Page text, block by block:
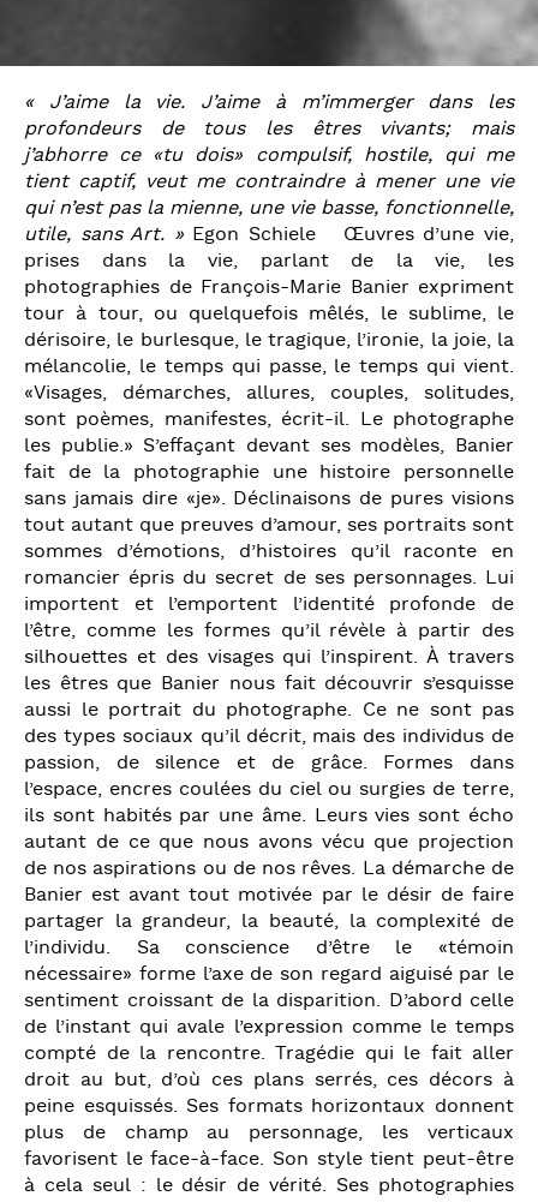
« J’aime la vie. J’aime à m’immerger dans les
profondeurs de tous les êtres vivants; mais
j’abhorre ce «tu dois» compulsif, hostile, qui me
tient captif, veut me contraindre à mener une vie
qui n’est pas la mienne, une vie basse, fonctionnelle,
utile, sans Art. »Egon Schiele Œuvres d’une vie,
prises dans la vie, parlant de la vie, les
photographies de François-Marie Banier expriment
tour à tour, ou quelquefois mêlés, le sublime, le
dérisoire, le burlesque, le tragique, l’ironie, la joie, la
mélancolie, le temps qui passe, le temps qui vient.
«Visages, démarches, allures, couples, solitudes,
sont poèmes, manifestes, écrit-il. Le photographe
les publie.» S’effaçant devant ses modèles, Banier
fait de la photographie une histoire personnelle
sans jamais dire «je». Déclinaisons de pures visions
tout autant que preuves d’amour, ses portraits sont
sommes d’émotions, d’histoires qu’il raconte en
romancier épris du secret de ses personnages. Lui
importent et l’emportent l’identité profonde de
l’être, comme les formes qu’il révèle à partir des
silhouettes et des visages qui l’inspirent. À travers
les êtres que Banier nous fait découvrir s’esquisse
aussi le portrait du photographe. Ce ne sont pas
des types sociaux qu’il décrit, mais des individus de
passion, de silence et de grâce. Formes dans
l’espace, encres coulées du ciel ou surgies de terre,
ils sont habités par une âme. Leurs vies sont écho
autant de ce que nous avons vécu que projection
de nos aspirations ou de nos rêves. La démarche de
Banier est avant tout motivée par le désir de faire
partager la grandeur, la beauté, la complexité de
l’individu. Sa conscience d’être le «témoin
nécessaire» forme l’axe de son regard aiguisé par le
sentiment croissant de la disparition. D’abord celle
de l’instant qui avale l’expression comme le temps
compté de la rencontre. Tragédie qui le fait aller
droit au but, d’où ces plans serrés, ces décors à
peine esquissés. Ses formats horizontaux donnent
plus de champ au personnage, les verticaux
favorisent le face-à-face. Son style tient peut-être
à cela seul : le désir de vérité. Ses photographies